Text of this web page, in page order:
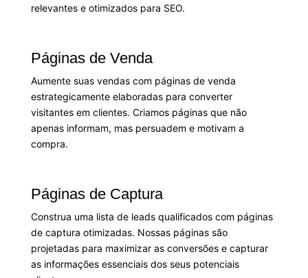
relevantes e otimizados para SEO.
Páginas de Venda
Aumente suas vendas com páginas de venda
estrategicamente elaboradas para converter
visitantes em clientes. Criamos páginas que não
apenas informam, mas persuadem e motivam a
compra.
Páginas de Captura
Construa uma lista de leads qualificados com páginas
de captura otimizadas. Nossas páginas são
projetadas para maximizar as conversões e capturar
as informações essenciais dos seus potenciais